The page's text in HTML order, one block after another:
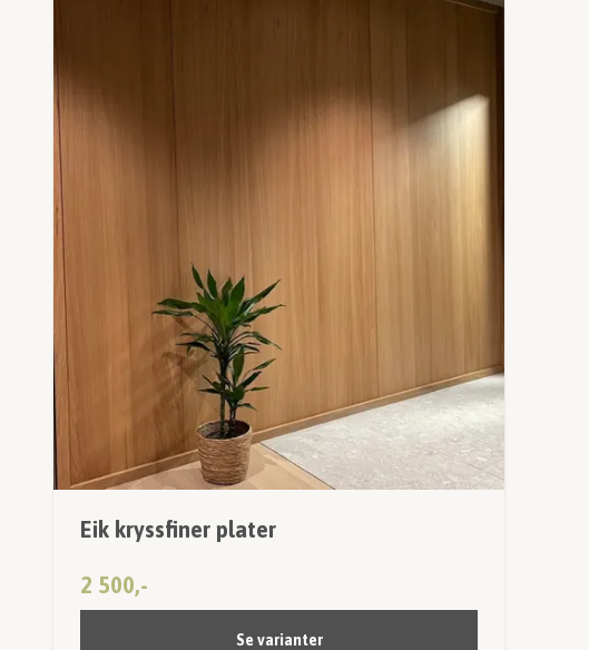
Eik kryssfiner plater
2 500,-
Se varianter